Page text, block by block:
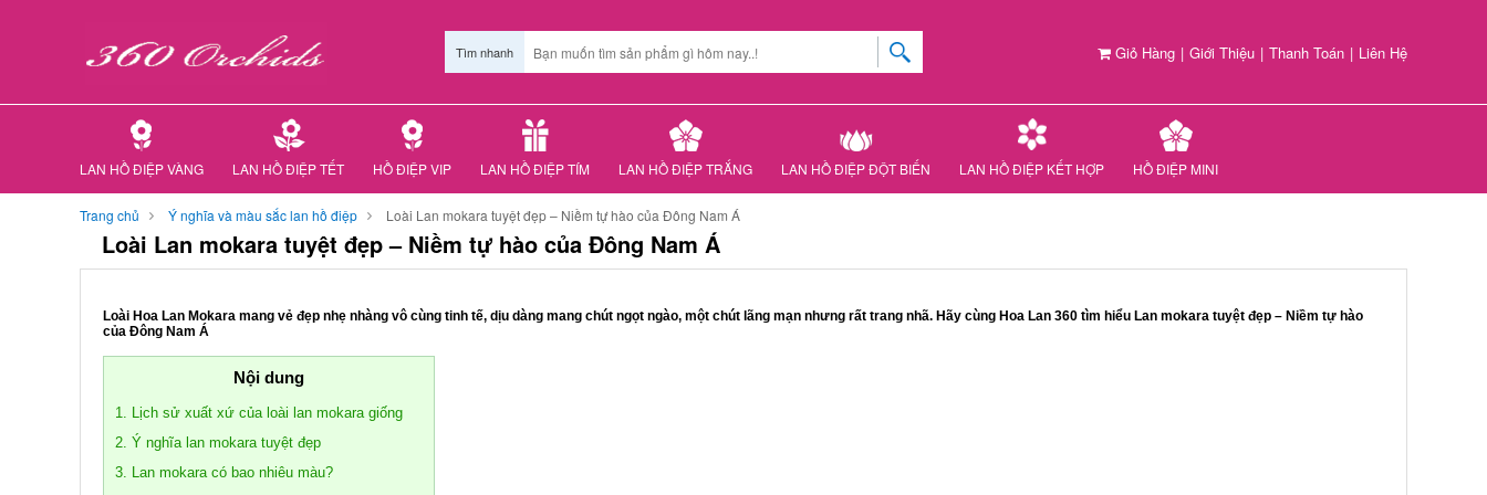
Giỏ Hàng | Giới Thiệu | Thanh Toán | Liên Hệ
Tìm nhanh
LAN HỒ ĐIỆP VÀNG LAN HỒ ĐIỆP TẾT HỒ ĐIỆP VIP LAN HỒ ĐIỆP TÍM LAN HỒ ĐIỆP TRẮNG LAN HỒ ĐIỆP ĐỘT BIẾN LAN HỒ ĐIỆP KẾT HỢP HỒ ĐIỆP MINI
Trang chủ Ý nghĩa và màu sắc lan hồ điệp Loài Lan mokara tuyệt đẹp – Niềm tự hào của Đông Nam Á
Loài Lan mokara tuyệt đẹp – Niềm tự hào của Đông Nam Á
Loài Hoa Lan Mokara mang vẻ đẹp nhẹ nhàng vô cùng tinh tế, dịu dàng mang chút ngọt ngào, một chút lãng mạn nhưng rất trang nhã. Hãy cùng Hoa Lan 360 tìm hiểu Lan mokara tuyệt đẹp – Niềm tự hào
của Đông Nam Á
Nội dung
1. Lịch sử xuất xứ của loài lan mokara giống
2. Ý nghĩa lan mokara tuyệt đẹp
3. Lan mokara có bao nhiêu màu?